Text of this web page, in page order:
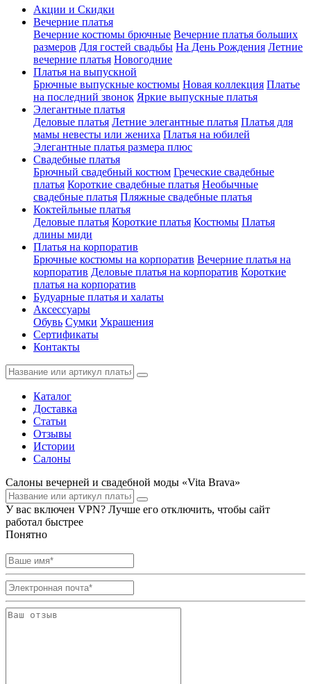
Акции и Скидки
Вечерние платья
Вечерние костюмы брючные Вечерние платья больших
размеров Для гостей свадьбы На День Рождения Летние
вечерние платья Новогодние
Платья на выпускной
Брючные выпускные костюмы Новая коллекция Платье
на последний звонок Яркие выпускные платья
Элегантные платья
Деловые платья Летние элегантные платья Платья для
мамы невесты или жениха Платья на юбилей
Элегантные платья размера плюс
Свадебные платья
Брючный свадебный костюм Греческие свадебные
платья Короткие свадебные платья Необычные
свадебные платья Пляжные свадебные платья
Коктейльные платья
Деловые платья Короткие платья Костюмы Платья
длины миди
Платья на корпоратив
Брючные костюмы на корпоратив Вечерние платья на
корпоратив Деловые платья на корпоратив Короткие
платья на корпоратив
Будуарные платья и халаты
Аксессуары
Обувь Сумки Украшения
Сертификаты
Контакты
Каталог
Доставка
Статьи
Отзывы
Истории
Салоны
Салоны вечерней и свадебной моды «Vita Brava»
У вас включен VPN? Лучше его отключить, чтобы сайт
работал быстрее
Понятно